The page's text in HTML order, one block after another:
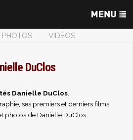
PHOTOS
VIDÉOS
DuClos
Danielle DuClos
ses premiers et derniers films.
photos de Danielle DuClos.